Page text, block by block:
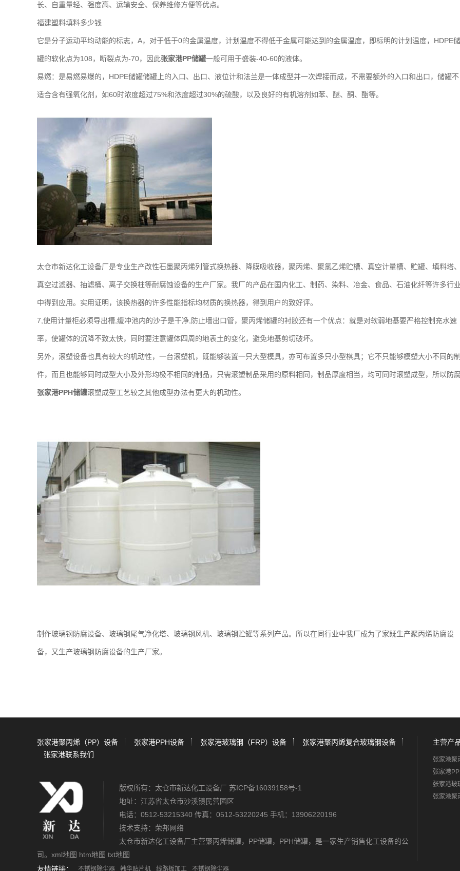
长、自重量轻、强度高、运输安全、保养维修方便等优点。
福建塑料填料多少钱
它是分子运动平均动能的标志，A，对于低于0的金属温度，计划温度不得低于金属可能达到的金属温度，即标明的计划温度，HDPE储
罐的软化点为108，断裂点为-70，因此张家港PP储罐一般可用于盛装-40-60的液体。
易燃：是易燃易爆的，HDPE储罐储罐上的入口、出口、液位计和法兰是一体成型并一次焊接而成，不需要额外的入口和出口，储罐不
适合含有强氧化剂，如60时浓度超过75%和浓度超过30%的硫酸，以及良好的有机溶剂如苯、醚、酮、酯等。
太仓市新达化工设备厂是专业生产改性石墨聚丙烯列管式换热器、降膜吸收器，聚丙烯、聚氯乙烯贮槽、真空计量槽、贮罐、填料塔、
真空过滤器、抽滤桶、离子交换柱等耐腐蚀设备的生产厂家。我厂的产品在国内化工、制药、染料、冶金、食品、石油化纤等许多行业
中得到应用。实用证明，该换热器的许多性能指标均材质的换热器，得到用户的致好评。
7,使用计量柜必须导出槽,缓冲池内的沙子是干净,防止墙出口管，聚丙烯储罐的衬胶还有一个优点：就是对软弱地基要严格控制充水速
率，使罐体的沉降不致太快，同时要注意罐体四周的地表土的变化，避免地基剪切破坏。
另外，滚塑设备也具有较大的机动性，一台滚塑机，既能够装置一只大型模具，亦可布置多只小型棋具；它不只能够模塑大小不同的制
件，而且也能够同时成型大小及外形均极不相同的制品，只需滚塑制品采用的原料相同，制品厚度相当，均可同时滚塑成型，所以防
张家港PPH储罐滚塑成型工艺较之其他成型办法有更大的机动性。
制作玻璃钢防腐设备、玻璃钢尾气净化塔、玻璃钢风机、玻璃钢贮罐等系列产品。所以在同行业中我厂成为了家既生产聚丙烯防腐设
备，又生产玻璃钢防腐设备的生产厂家。
张家港聚丙烯（PP）设备 张家港PPH设备 张家港玻璃钢（FRP）设备
张家港聚丙烯复合玻璃钢设备
张家港联系我们
版权所有：太仓市新达化工设备厂 苏ICP备16039158号-1
地址：江苏省太仓市沙溪镇民营园区
电话：0512-53215340 传真：0512-53220245 手机：13906220196
技术支持： 荣邦网络
太仓市新达化工设备厂主营聚丙烯储罐， PP储罐， PPH储罐，是一家生产销售化工设备的公
司。 xml地图 htm地图 txt地图
主营产
张家港聚
张家港
张家港玻
张家港聚
友情链接： 不锈钢除尘器 韩华贴片机 线路板加工 不锈钢除尘器